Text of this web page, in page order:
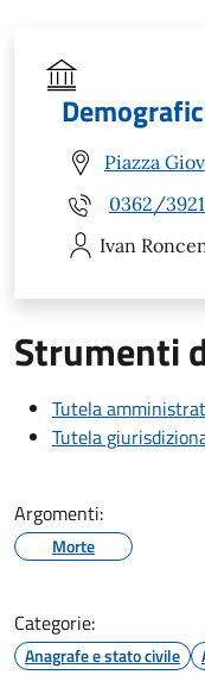
Piazza
0362/3921
Ivan
Strumenti
Tutela
Tutela
Argomenti:
Morte
Categorie:
Anagrafe e stato civile